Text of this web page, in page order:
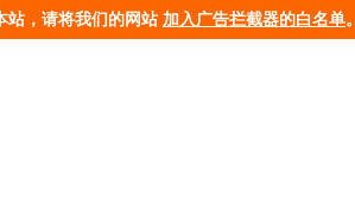
站，请将我们的网站 加入广告拦截器的白名单。